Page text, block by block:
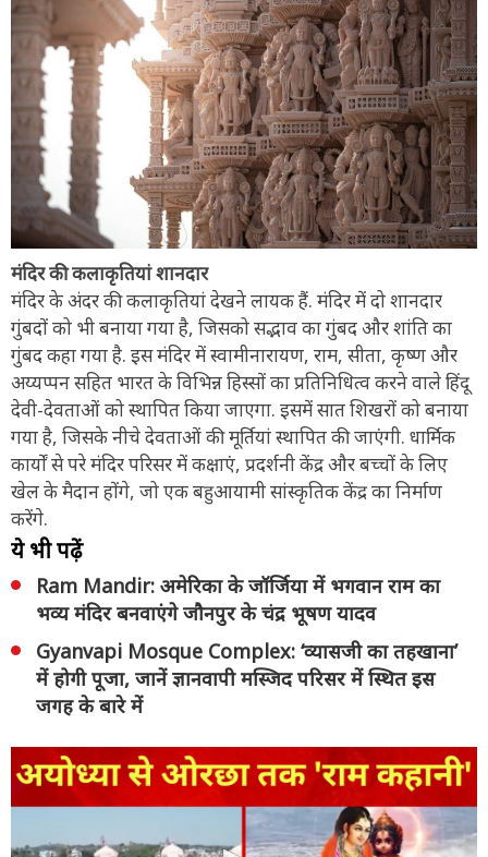
मंदिर की कलाकृतियां शानदार
मंदिर के अंदर की कलाकृतियां देखने लायक हैं. मंदिर में दो शानदार
गुंबदों को भी बनाया गया है, जिसको सद्भाव का गुंबद और शांति का
गुंबद कहा गया है. इस मंदिर में स्वामीनारायण, राम, सीता, कृष्ण और
अय्यप्पन सहित भारत के विभिन्न हिस्सों का प्रतिनिधित्व करने वाले हिंदू
देवी-देवताओं को स्थापित किया जाएगा. इसमें सात शिखरों को बनाया
गया है, जिसके नीचे देवताओं की मूर्तियां स्थापित की जाएंगी. धार्मिक
कार्यों से परे मंदिर परिसर में कक्षाएं, प्रदर्शनी केंद्र और बच्चों के लिए
खेल के मैदान होंगे, जो एक बहुआयामी सांस्कृतिक केंद्र का निर्माण
करेंगे.
ये भी पढ़ें
Ram Mandir: अमेरिका के जॉर्जिया में भगवान राम का
भव्य मंदिर बनवाएंगे जौनपुर के चंद्र भूषण यादव
Gyanvapi Mosque Complex: ‘व्यासजी का तहखाना’
में होगी पूजा, जानें ज्ञानवापी मस्जिद परिसर में स्थित इस
जगह के बारे में